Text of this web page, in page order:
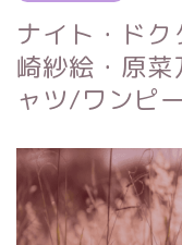
ナイト・ド
崎紗絵・原
ャツ/ワンピ